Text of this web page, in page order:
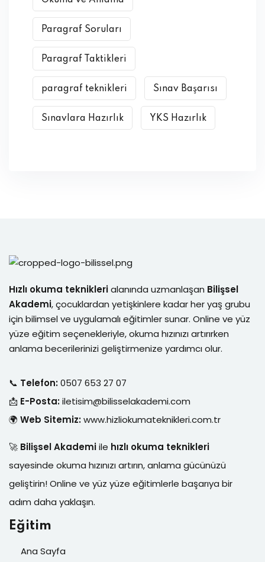
Paragraf Soruları
Paragraf Taktikleri
paragraf teknikleri Sınav Başarısı
Sınavlara Hazırlık YKS Hazırlık
Hızlı okuma tekniklerialanında uzmanlaşan Bilişsel
Akademi, çocuklardan yetişkinlere kadar her yaş grubu
için bilimsel ve uygulamalı eğitimler sunar. Online ve yüz
yüze eğitim seçenekleriyle, okuma hızınızı artırırken
anlama becerilerinizi geliştirmenize yardımcı olur.
📞 Telefon:0507 653 27 07
📩 E-Posta:iletisim@bilisselakademi.com
🌍 Web Sitemiz:www.hizliokumateknikleri.com.tr
🚀 Bilişsel Akademiile hızlı okuma teknikleri
sayesinde okuma hızınızı artırın, anlama gücünüzü
geliştirin! Online ve yüz yüze eğitimlerle başarıya bir
adım daha yaklaşın.
Eğitim
Ana Sayfa